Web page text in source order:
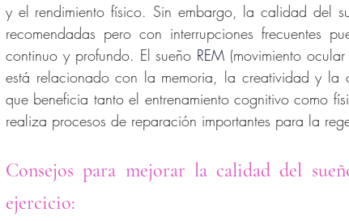
y el rendimiento físico. Sin embargo, la calidad del
recomendadas pero con interrupciones frecuentes
continuo y profundo. El sueño REM (movimiento
está relacionado con la memoria, la creatividad y la
que beneficia tanto el entrenamiento cognitivo como
realiza procesos de reparación importantes para la
Consejos para mejorar la calidad del
ejercicio: